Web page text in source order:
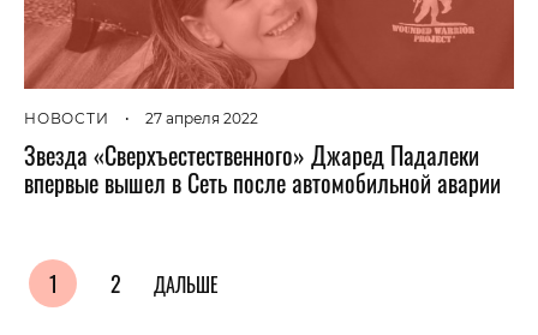
НОВОСТИ • 27 апреля 2022
Звезда «Сверхъестественного» Джаред Падалеки
впервые вышел в Сеть после автомобильной аварии
1 2 ДАЛЬШЕ